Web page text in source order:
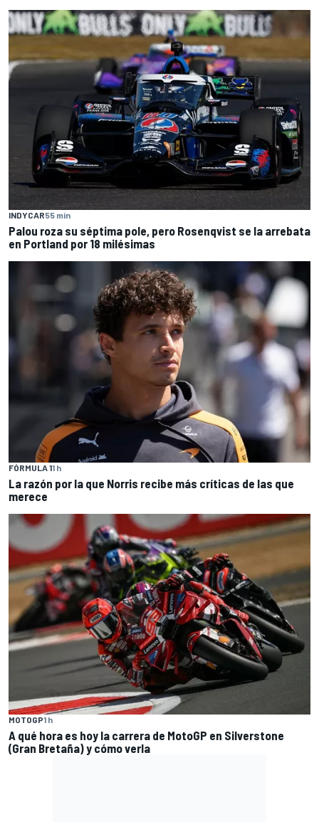
INDYCAR55 min
Palou roza su séptima pole, pero Rosenqvist se la arrebata
en Portland por 18 milésimas
FÓRMULA 11 h
La razón por la que Norris recibe más críticas de las que
merece
MOTOGP1 h
A qué hora es hoy la carrera de MotoGP en Silverstone
(Gran Bretaña) y cómo verla